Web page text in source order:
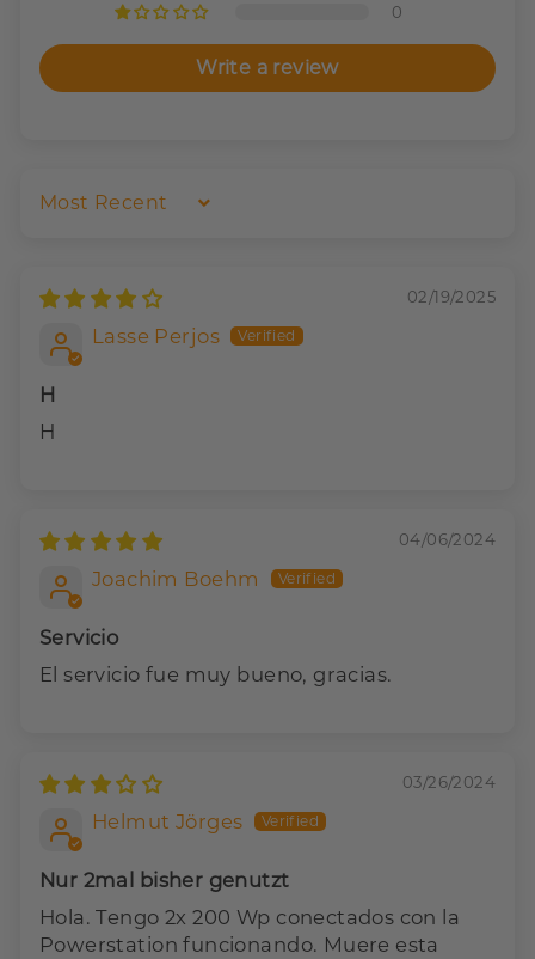
0
Write a review
Sort by
02/19/2025
Lasse Perjos
H
H
04/06/2024
Joachim Boehm
Servicio
El servicio fue muy bueno, gracias.
03/26/2024
Helmut Jörges
Nur 2mal bisher genutzt
Hola. Tengo 2x 200 Wp conectados con la
Powerstation funcionando. Muere esta